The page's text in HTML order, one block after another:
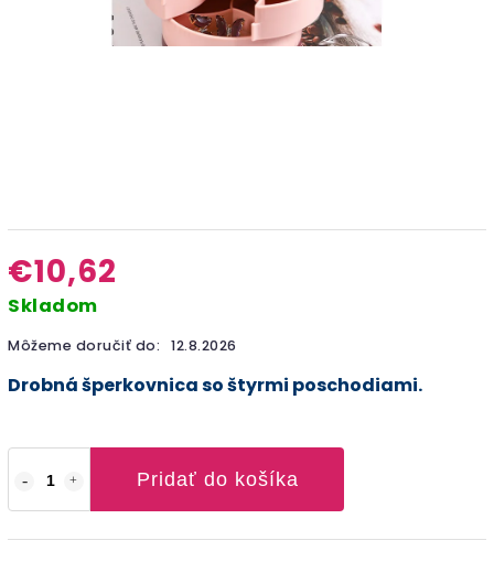
€10,62
Skladom
Môžeme doručiť do: 12.8.2026
Pridať do košíka
Drobná šperkovnica so štyrmi poschodiami.